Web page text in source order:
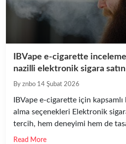
IBVape e-cigarette
nazilli elektronik sigara
By znbo 14 Şubat 2026
IBVape e-cigarette için
alma seçenekleri Elektronik
tercih, hem deneyimi hem de
metinde, özellikle IBVape e-
Read More